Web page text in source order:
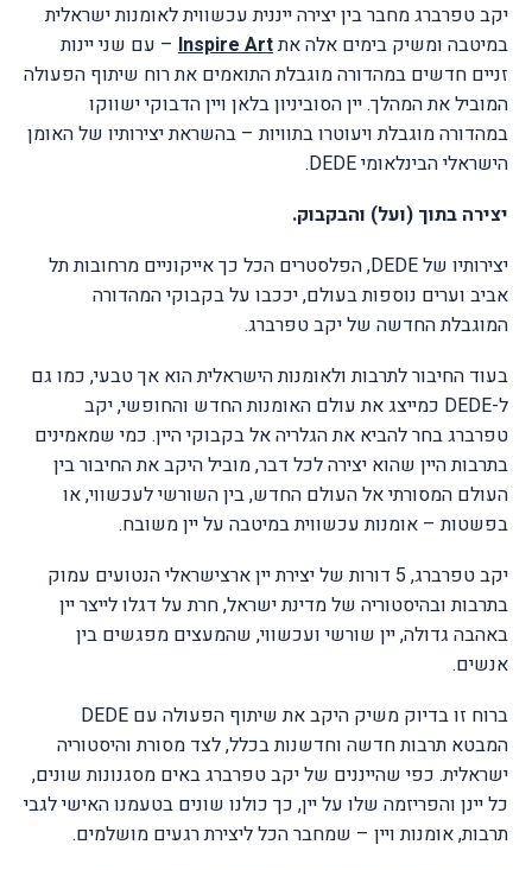
יקב טפרברג מחבר בין יצירה ייננית עכשווית לאומנות ישראלית
במיטבה ומשיק בימים אלה אתInspire Art – עם שני יינות
זניים חדשים במהדורה מוגבלת התואמים את רוח שיתוף הפעולה
המוביל את המהלך. יין הסוביניון בלאן ויין הדבוקי ישווקו
במהדורה מוגבלת ויעוטרו בתוויות – בהשראת יצירותיו של האומן
הישראלי הבינלאומיDEDE
.
יצירה בתוך (ועל) והבקבוק.
יצירותיו שלDEDE, הפלסטרים הכל כך אייקוניים מרחובות תל
אביב וערים נוספות בעולם, יככבו על בקבוקי המהדורה
המוגבלת החדשה של יקב טפרברג.
בעוד החיבור לתרבות ולאומנות הישראלית הוא אך טבעי, כמו גם
ל-DEDE כמייצג את עולם האומנות החדש והחופשי, יקב
טפרברג בחר להביא את הגלריה אל בקבוקי היין. כמי שמאמינים
בתרבות היין שהוא יצירה לכל דבר, מוביל היקב את החיבור בין
העולם המסורתי אל העולם החדש, בין השורשי לעכשווי, או
בפשטות – אומנות עכשווית במיטבה על יין משובח.
יקב טפרברג, 5 דורות של יצירת יין ארצישראלי הנטועים עמוק
בתרבות ובהיסטוריה של מדינת ישראל, חרת על דגלו לייצר יין
באהבה גדולה, יין שורשי ועכשווי, שהמעצים מפגשים בין
אנשים.
ברוח זו בדיוק משיק היקב את שיתוף הפעולה עם DEDE
המבטא תרבות חדשה וחדשנות בכלל, לצד מסורת והיסטוריה
ישראלית. כפי שהייננים של יקב טפרברג באים מסגנונות שונים,
כל יינן והפריזמה שלו על יין, כך כולנו שונים בטעמנו האישי לגבי
תרבות, אומנות ויין – שמחבר הכל ליצירת רגעים מושלמים.